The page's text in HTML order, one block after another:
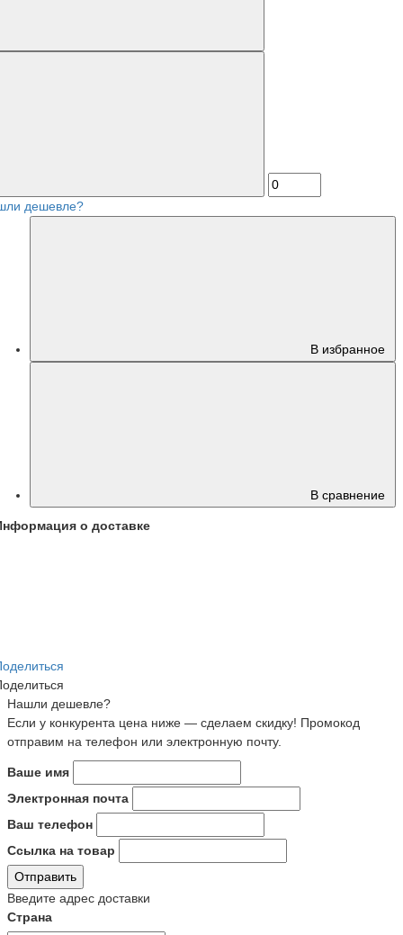
дешевле?
В избранное
В сравнение
о доставке
Нашли дешевле?
Если у конкурента цена ниже — сделаем скидку! Промокод
отправим на телефон или электронную почту.
Ваше имя
Электронная почта
Ваш телефон
Ссылка на товар
Отправить
Введите адрес доставки
Страна